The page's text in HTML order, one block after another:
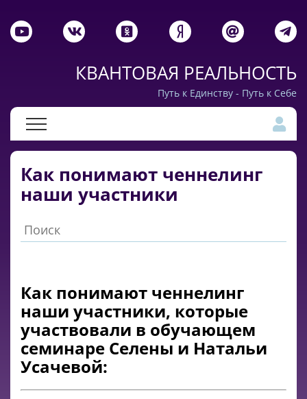
КВАНТОВАЯ РЕАЛЬНОСТЬ
Путь к Единству - Путь к Себе
Как понимают ченнелинг
наши участники
Как понимают ченнелинг
наши участники, которые
участвовали в обучающем
семинаре Селены и Натальи
Усачевой: